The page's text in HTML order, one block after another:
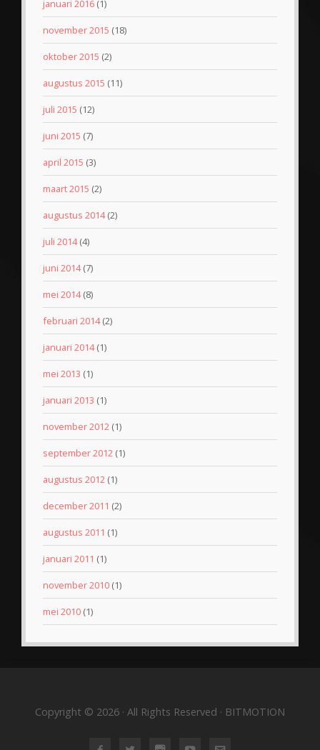
januari 2016 (1)
november 2015 (18)
oktober 2015 (2)
augustus 2015 (11)
juli 2015 (12)
juni 2015 (7)
april 2015 (3)
maart 2015 (2)
augustus 2014(2)
juli 2014(4)
juni 2014(7)
mei 2014(8)
februari 2014(2)
januari 2014(1)
mei 2013 (1)
januari 2013 (1)
november 2012 (1)
september 2012 (1)
augustus 2012 (1)
december 2011 (2)
augustus 2011 (1)
januari 2011 (1)
november 2010 (1)
mei 2010 (1)
Copyright © 2026 · All Rights Reserved · BITMOTION